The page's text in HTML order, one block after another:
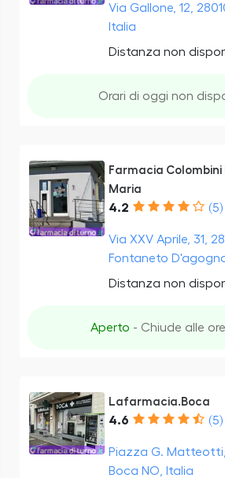
Via Gallone, 12,
Italia
Distanza non
Orari di oggi non
Farmacia Colombini
Maria
4.2 (5)
Via XXV Aprile, 31,
Fontaneto
Distanza non
Aperto - Chiude alle
Lafarmacia.Boca
4.6 (5)
Piazza G. Matteotti,
Boca NO, Italia